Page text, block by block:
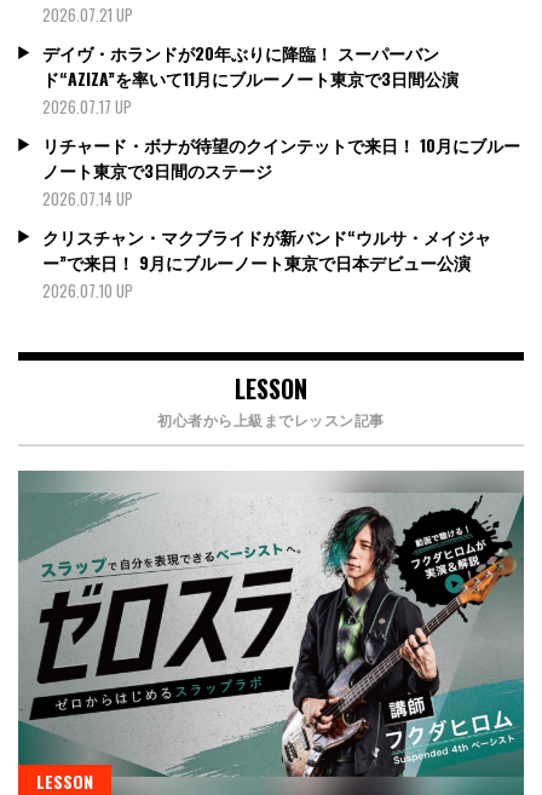
2026.07.21 UP
デイヴ・ホランドが20年ぶりに降臨！ スーパーバン
ド“AZIZA”を率いて11月にブルーノート東京で3日間公演
2026.07.17 UP
リチャード・ボナが待望のクインテットで来日！ 10月にブルー
ノート東京で3日間のステージ
2026.07.14 UP
クリスチャン・マクブライドが新バンド“ウルサ・メイジャ
ー”で来日！ 9月にブルーノート東京で日本デビュー公演
2026.07.10 UP
LESSON
初心者から上級までレッスン記事
LESSON